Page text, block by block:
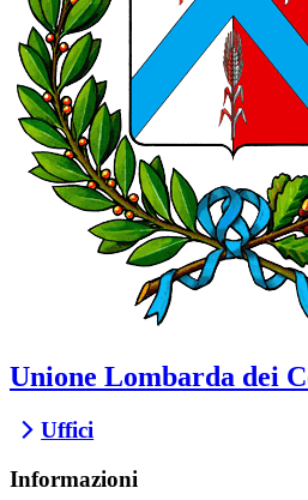
Unione Lombarda dei
Uffici
Informazioni